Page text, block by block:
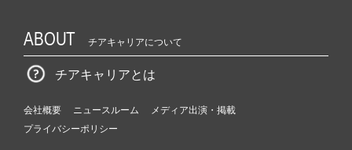
ABOUT チアキャリアについて
チアキャリアとは
会社概要 ニュースルーム
メディア出演・掲載
プライバシーポリシー